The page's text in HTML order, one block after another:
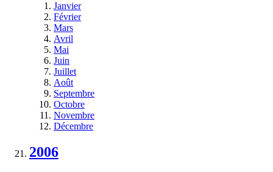
Janvier
Février
Mars
Avril
Mai
Juin
Juillet
Août
Septembre
Octobre
Novembre
Décembre
2006